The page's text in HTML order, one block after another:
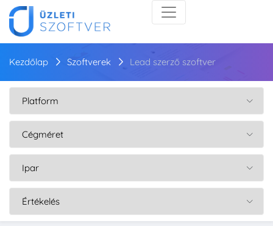
Kezdőlap Szoftverek Lead szerző szoftver